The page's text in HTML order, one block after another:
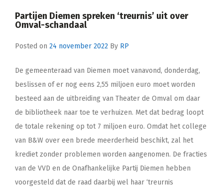
Partijen Diemen spreken ‘treurnis’ uit over
Omval-schandaal
Posted on 24 november 2022 By RP
De gemeenteraad van Diemen moet vanavond, donderdag,
beslissen of er nog eens 2,55 miljoen euro moet worden
besteed aan de uitbreiding van Theater de Omval om daar
de bibliotheek naar toe te verhuizen. Met dat bedrag loopt
de totale rekening op tot 7 miljoen euro. Omdat het college
van B&W over een brede meerderheid beschikt, zal het
krediet zonder problemen worden aangenomen. De fracties
van de VVD en de Onafhankelijke Partij Diemen hebben
voorgesteld dat de raad daarbij wel haar ‘treurnis